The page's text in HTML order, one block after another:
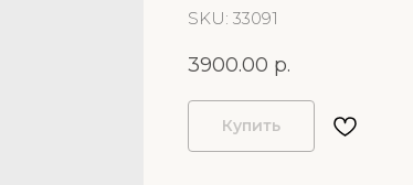
SKU: 33091
3900.00 р.
Купить